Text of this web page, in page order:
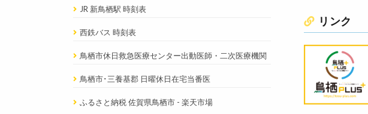
JR 新鳥栖駅 時刻表
西鉄バス 時刻表
鳥栖市休日救急医療センター出動医師・二次医療機関
鳥栖市･三養基郡 日曜休日在宅当番医
ふるさと納税 佐賀県鳥栖市 - 楽天市場
リンク